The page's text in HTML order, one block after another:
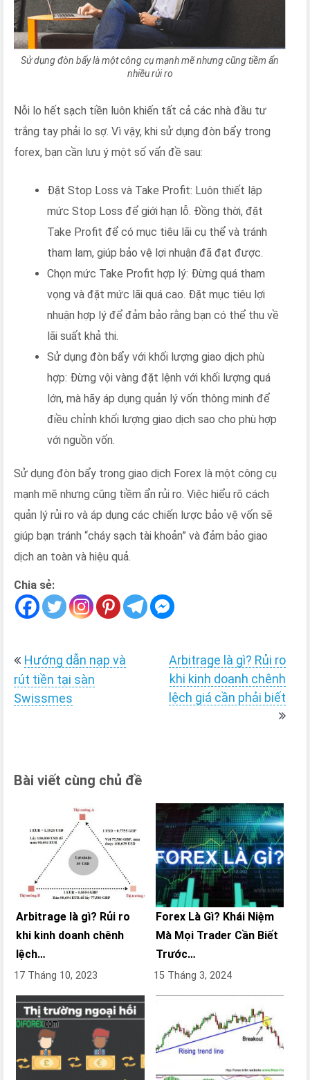
Sử dụng đòn bẩy là một công cụ mạnh mẽ nhưng cũng tiềm ẩn
nhiều rủi ro
Nỗi lo hết sạch tiền luôn khiến tất cả các nhà đầu tư
trắng tay phải lo sợ. Vì vậy, khi sử dụng đòn bẩy trong
forex, bạn cần lưu ý một số vấn đề sau:
Đặt Stop Loss và Take Profit: Luôn thiết lập
mức Stop Loss để giới hạn lỗ. Đồng thời, đặt
Take Profit để có mục tiêu lãi cụ thể và tránh
tham lam, giúp bảo vệ lợi nhuận đã đạt được.
Chọn mức Take Profit hợp lý: Đừng quá tham
vọng và đặt mức lãi quá cao. Đặt mục tiêu lợi
nhuận hợp lý để đảm bảo rằng bạn có thể thu về
lãi suất khả thi.
Sử dụng đòn bẩy với khối lượng giao dịch phù
hợp: Đừng vội vàng đặt lệnh với khối lượng quá
lớn, mà hãy áp dụng quản lý vốn thông minh để
điều chỉnh khối lượng giao dịch sao cho phù hợp
với nguồn vốn.
Sử dụng đòn bẩy trong giao dịch Forex là một công cụ
mạnh mẽ nhưng cũng tiềm ẩn rủi ro. Việc hiểu rõ cách
quản lý rủi ro và áp dụng các chiến lược bảo vệ vốn sẽ
giúp bạn tránh “cháy sạch tài khoản” và đảm bảo giao
dịch an toàn và hiệu quả.
Chia sẻ:
Điều
hướng
bài
Hướng dẫn nạp và
rút tiền tại sàn
Swissmes
Arbitrage là gì? Rủi ro
khi kinh doanh chênh
lệch giá cần phải biết
Bài viết cùng chủ đề
Arbitrage là gì? Rủi ro
khi kinh doanh chênh
lệch…
17 Tháng 10, 2023
Forex Là Gì? Khái Niệm
Mà Mọi Trader Cần Biết
Trước…
15 Tháng 3, 2024